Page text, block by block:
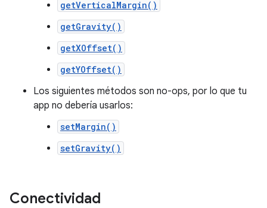
getVerticalMargin()
getGravity()
getXOffset()
getYOffset()
Los siguientes métodos son no-ops, por lo que tu
app no debería usarlos:
setMargin()
setGravity()
Conectividad